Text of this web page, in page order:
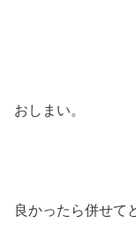
おしまい。
良かったら併せて